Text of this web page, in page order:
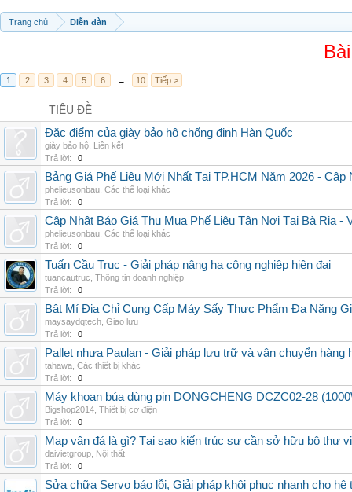
Trang chủ Diễn đàn
1 2 3 4 5 6 → 10 Tiếp >
TIÊU ĐỀ
Đặc điểm của giày bảo hộ chống đinh Hàn Quốc
giày bảo hộ Liên kết
Trả lời:
0
Bảng Giá Phế Liệu Mới Nhất Tại TP.HCM Năm 2026 - Cập
phelieusonbau Các thể loại khác
Trả lời:
0
Cập Nhật Báo Giá Thu Mua Phế Liệu Tận Nơi Tại Bà Rịa -
phelieusonbau Các thể loại khác
Trả lời:
0
Tuấn Cầu Trục - Giải pháp nâng hạ công nghiệp hiện đại
tuancautruc Thông tin doanh nghiệp
Trả lời:
0
Bật Mí Địa Chỉ Cung Cấp Máy Sấy Thực Phẩm Đa Năng
maysaydqtech Giao lưu
Trả lời:
0
Pallet nhựa Paulan - Giải pháp lưu trữ và vận chuyển hàng
tahawa Các thiết bị khác
Trả lời:
0
Máy khoan búa dùng pin DONGCHENG DCZC02-28
Bigshop2014 Thiết bị cơ điện
Trả lời:
0
Map vân đá là gì? Tại sao kiến trúc sư cần sở hữu bộ thư
daivietgroup Nội thất
Trả lời:
0
Sửa chữa Servo báo lỗi, Giải pháp khôi phục nhanh cho hệ